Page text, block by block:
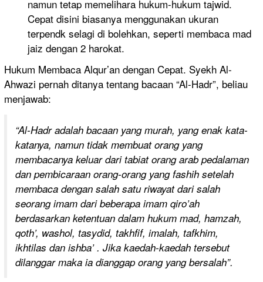
namun tetap memelihara hukum-hukum tajwid.
Cepat disini biasanya menggunakan ukuran
terpendk selagi di bolehkan, seperti membaca mad
jaiz dengan 2 harokat.
Hukum Membaca Alqur’an dengan Cepat. Syekh Al-
Ahwazi pernah ditanya tentang bacaan “Al-Hadr”, beliau
menjawab:
“Al-Hadr adalah bacaan yang murah, yang enak kata-
katanya, namun tidak membuat orang yang
membacanya keluar dari tabiat orang arab pedalaman
dan pembicaraan orang-orang yang fashih setelah
membaca dengan salah satu riwayat dari salah
seorang imam dari beberapa imam qiro’ah
berdasarkan ketentuan dalam hukum mad, hamzah,
qoth’, washol, tasydid, takhfif, imalah, tafkhim,
ikhtilas dan ishba’ . Jika kaedah-kaedah tersebut
dilanggar maka ia dianggap orang yang bersalah”.